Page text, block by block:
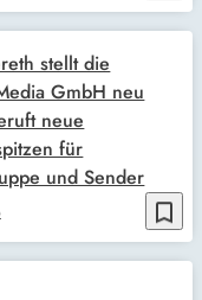
bookmark_border
stellt die
GmbH neu
neue
für
und Sender